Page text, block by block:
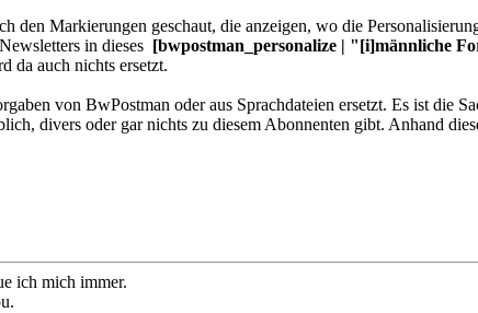
den Markierungen geschaut, die anzeigen, wo die
in dieses [bwpostman_personalize | "[i]männliche
da auch nichts ersetzt.
von BwPostman oder aus Sprachdateien ersetzt. Es ist die
divers oder gar nichts zu diesem Abonnenten gibt. Anhand
ich mich immer.